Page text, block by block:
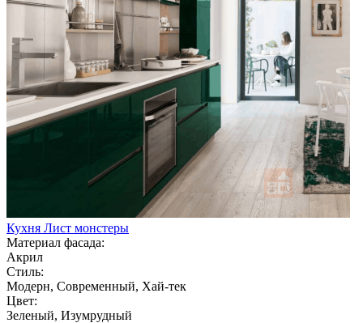
Кухня Лист монстеры
Материал фасада:
Акрил
Стиль:
Модерн, Современный, Хай-тек
Цвет:
Зеленый, Изумрудный